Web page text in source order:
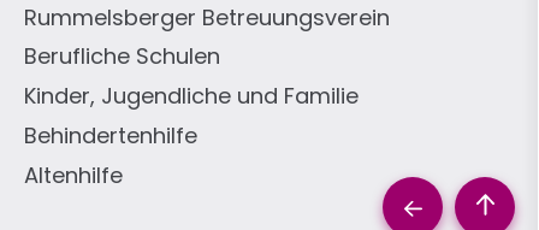
Altenhilfe
Behindertenhilfe
Kinder, Jugendliche und Familie
Berufliche Schulen
Rummelsberger Betreuungsverein